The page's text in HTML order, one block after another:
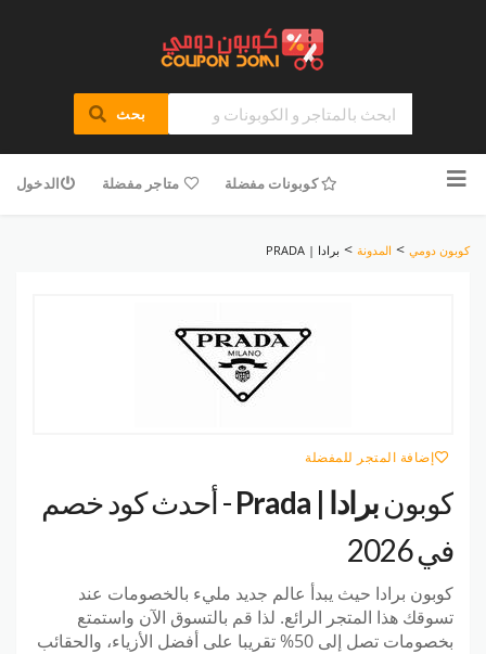
بحث
للمحتوى
كوبونات مفضلة متاجر مفضلة الدخول
كوبون دومي > المدونة > برادا | PRADA
إضافة المتجر للمفضلة
كوبونبرادا | Prada
- أحدث كود خصم
في 2026
كوبون برادا حيث يبدأ عالم جديد مليء بالخصومات عند
تسوقك هذا المتجر الرائع. لذا قم بالتسوق الآن واستمتع
بخصومات تصل إلى 50% تقريبا على أفضل الأزياء، والحقائب